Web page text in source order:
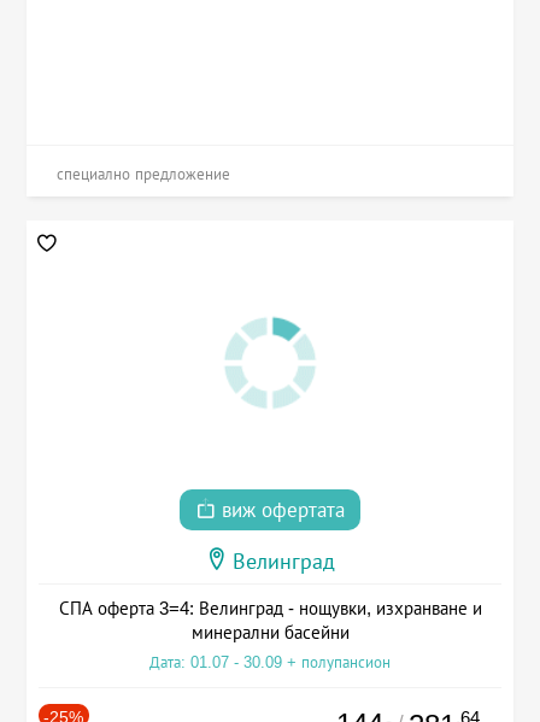
специално предложение
виж офертата
Велинград
СПА оферта 3=4: Велинград - нощувки, изхранване и
минерални басейни
Дата: 01.07 - 30.09 + полупансион
-25% .64